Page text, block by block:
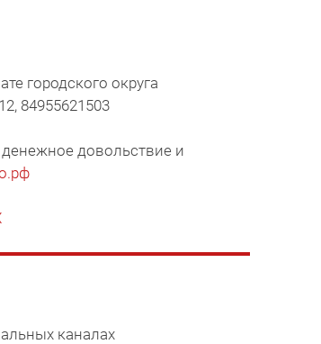
городского округа
84955621503
довольствие и
каналах